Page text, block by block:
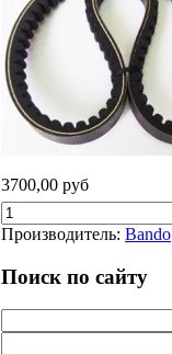
3700,00 руб
Производитель: Bando
Поиск по сайту